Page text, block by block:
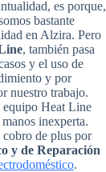
es porque,
bastante
en Alzira. Pero
, también pasa
y el uso de
y por
nuestro trabajo.
Heat Line
inexperta.
de plus por
y de Reparación
.